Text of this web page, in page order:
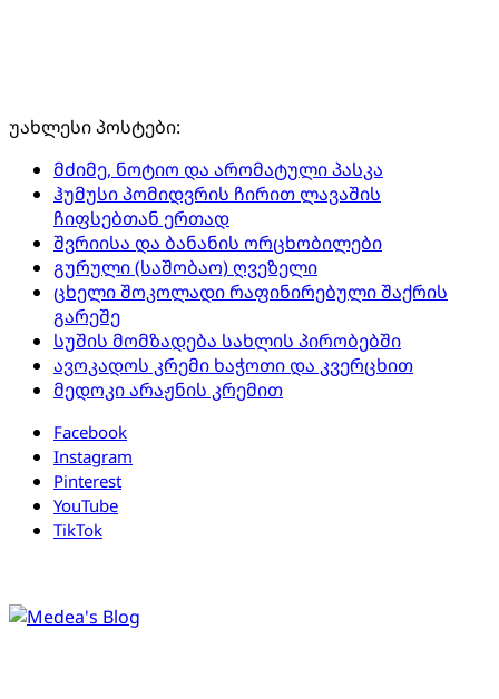
უახლესი პოსტები:
მძიმე, ნოტიო და არომატული პასკა
ჰუმუსი პომიდვრის ჩირით ლავაშის
ჩიფსებთან ერთად
შვრიისა და ბანანის ორცხობილები
გურული (საშობაო) ღვეზელი
ცხელი შოკოლადი რაფინირებული შაქრის
გარეშე
სუშის მომზადება სახლის პირობებში
ავოკადოს კრემი ხაჭოთი და კვერცხით
მედოკი არაჟნის კრემით
Facebook
Instagram
Pinterest
YouTube
TikTok